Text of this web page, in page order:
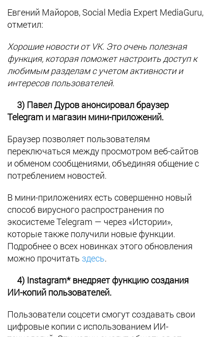
Евгений Майоров, Social Media Expert MediaGuru,
отметил:
Хорошие новости от VK. Это очень полезная
функция, которая поможет настроить доступ к
любимым разделам с учетом активности и
интересов пользователей.
3) Павел Дуров анонсировал браузер
Telegram и магазин мини-приложений.
Браузер позволяет пользователям
переключаться между просмотром веб-сайтов
и обменом сообщениями, объединяя общение с
потреблением новостей.
В мини-приложениях есть совершенно новый
способ вирусного распространения по
экосистеме Telegram — через «Истории»,
которые также получили новые функции.
Подробнее о всех новинках этого обновления
можно прочитать здесь.
4) Instagram* внедряет функцию создания
ИИ-копий пользователей.
Пользователи соцсети смогут создавать свои
цифровые копии с использованием ИИ-